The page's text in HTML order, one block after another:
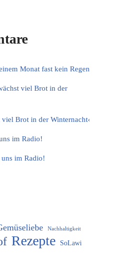
Monat fast kein Regen
viel Brot in der
Brot in der Winternacht‹
im Radio!
im Radio!
Nachhaltigkeit
Rezepte SoLawi